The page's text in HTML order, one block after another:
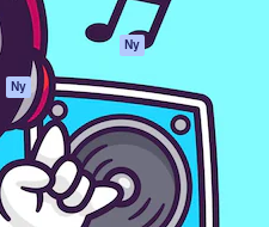
Ny
Integritetspolicy
Original
Ny
Cookies policy
Förtroendecenter
Affiliates
Företag